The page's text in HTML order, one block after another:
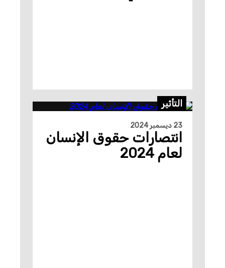
التأثير
23 ديسمبر 2024
انتصارات حقوق الإنسان
لعام 2024